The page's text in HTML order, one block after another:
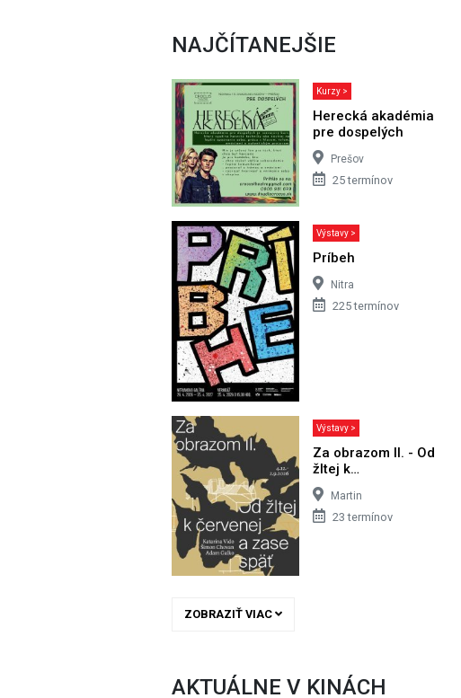
NAJČÍTANEJŠIE
Kurzy >
Herecká akadémia
pre dospelých
Prešov
25 termínov
Výstavy >
Príbeh
Nitra
225 termínov
Výstavy >
Za obrazom II. - Od
žltej k…
Martin
23 termínov
ZOBRAZIŤ VIAC
AKTUÁLNE V KINÁCH